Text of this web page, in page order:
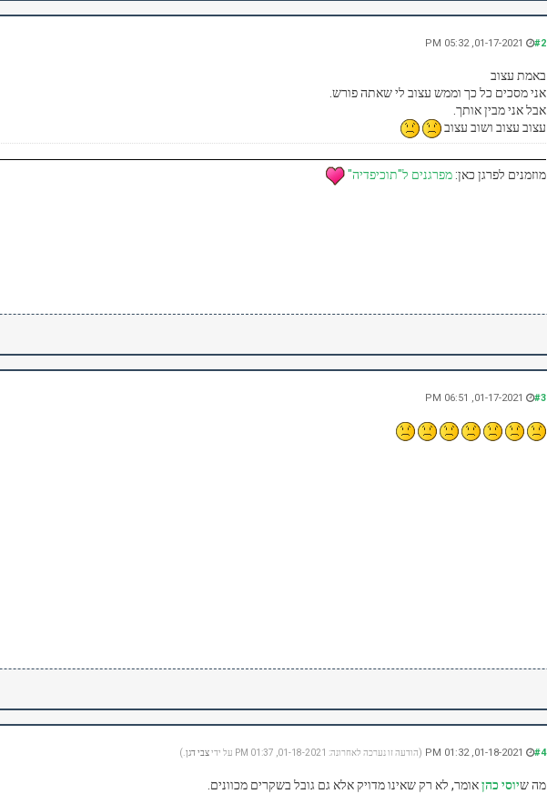
#2
באמת עצוב
אני מסכים כל כך וממש עצוב לי שאתה פורש.
אבל אני מבין אותך.
עצוב עצוב ושוב עצוב
מוזמנים לפרגן כאן:מפרגנים ל"תוכיפדיה"
#3
#4 (הודעה זו נערכה לאחרונה: 01-18-2021, 01:37 PM על ידי צבי דגן .)
מה שיוסי כהןאומר, לא רק שאינו מדויק אלא גם גובל בשקרים מכוונים.